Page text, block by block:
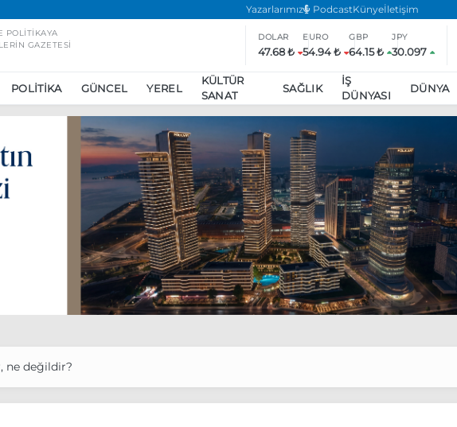
Yazarlarımız PodcastKünyeİletişim
POLITIKAYA
GAZETESI
DOLAR
47.68 ₺
EURO
54.94 ₺
GBP
64.15 ₺
JPY
30.097
POLITIKA GÜNCEL YEREL
KÜLTÜR
SANAT
SAĞLIK
İŞ
DÜNYASI
DÜNYA
Ankara’da eylem yasağı uzatıldı
Özgür Özel, Ekrem İmamoğlu’nu
Ünlü çift bir etkinliğe daha katılmama kararı aldı
Boykot
ne değildir?